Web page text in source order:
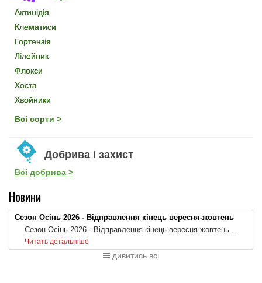
Актинідія
Клематиси
Гортензія
Лілейник
Флокси
Хоста
Хвойники
Всі сорти >
Добрива і захист
Всі добрива >
Новини
Сезон Осінь 2026 - Відправлення кінець вересня-жовтень
Сезон Осінь 2026 - Відправлення кінець вересня-жовтень...
Читать детальніше
дивитись всі